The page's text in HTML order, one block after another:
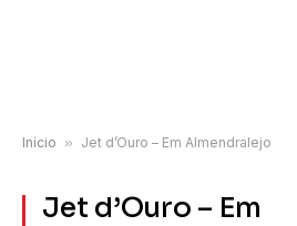
Início » Jet d’Ouro – Em Almendralejo
Jet d’Ouro – Em